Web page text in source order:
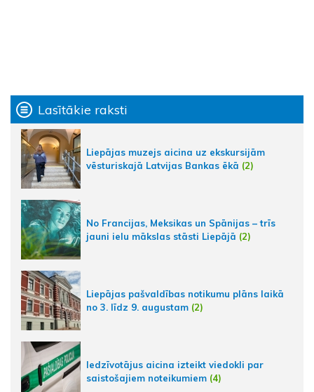
Lasītākie raksti
Liepājas muzejs aicina uz ekskursijām
vēsturiskajā Latvijas Bankas ēkā (2)
No Francijas, Meksikas un Spānijas – trīs
jauni ielu mākslas stāsti Liepājā (2)
Liepājas pašvaldības notikumu plāns laikā
no 3. līdz 9. augustam (2)
Iedzīvotājus aicina izteikt viedokli par
saistošajiem noteikumiem (4)